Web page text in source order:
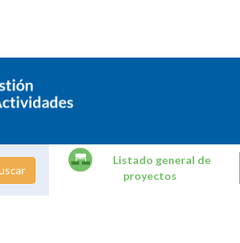
Listado general de
proyectos